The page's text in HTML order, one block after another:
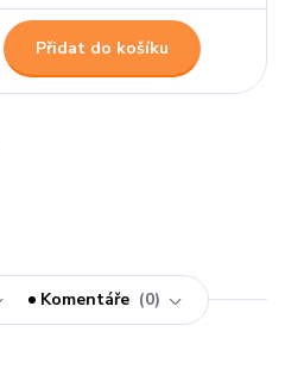
Přidat do košíku
Komentáře 0